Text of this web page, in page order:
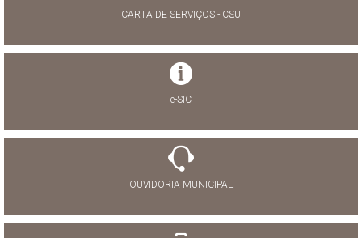
CARTA DE SERVIÇOS - CSU
e-SIC
OUVIDORIA MUNICIPAL